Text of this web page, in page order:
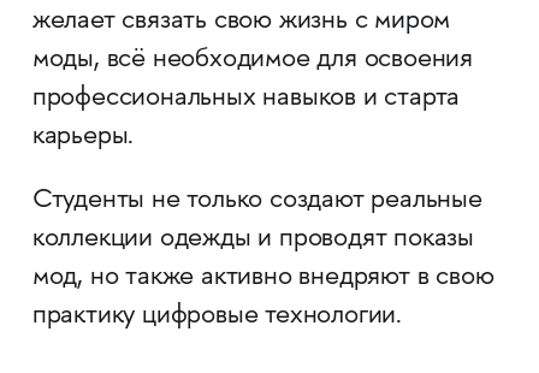
желает связать свою жизнь с миром
моды, всё необходимое для освоения
профессиональных навыков и старта
карьеры.
Студенты не только создают реальные
коллекции одежды и проводят показы
мод, но также активно внедряют в свою
практику цифровые технологии.